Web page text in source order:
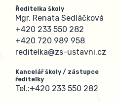
Ředitelka školy
Mgr. Renata Sedláčková
+420 233 550 282
+420 720 989 958
reditelka@zs-ustavni.cz
Kancelář školy / zástupce
ředitelky
Tel.:+420 233 550 282